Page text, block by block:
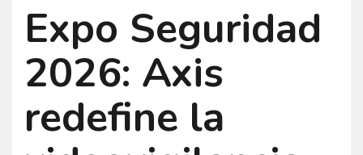
Expo Seguridad
2026: Axis
redefine la